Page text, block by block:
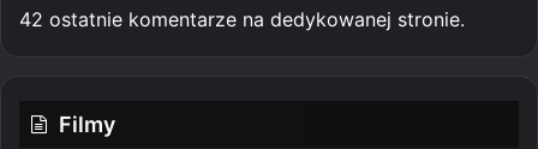
42 ostatnie komentarze na dedykowanej stronie.
Filmy